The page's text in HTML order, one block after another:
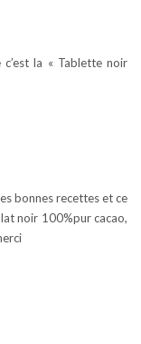
la « Tablette noir
bonnes recettes et ce
noir 100%pur cacao,